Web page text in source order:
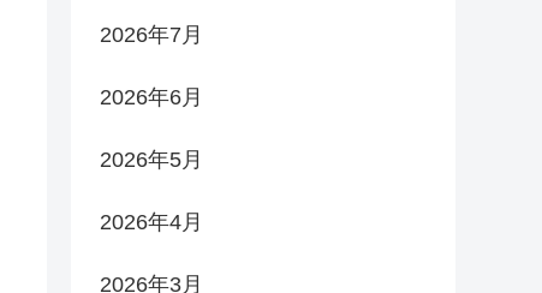
2026年7月
2026年6月
2026年5月
2026年4月
2026年3月